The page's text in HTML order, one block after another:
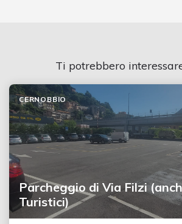
Ti potrebbero
Parcheggio di Via Filzi
Turistici)
CERNOBBIO